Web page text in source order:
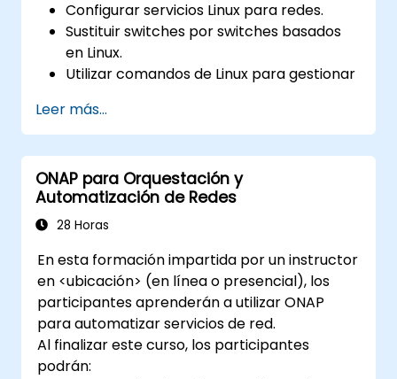
Configurar servicios Linux para redes.
Sustituir switches por switches basados
en Linux.
Utilizar comandos de Linux para gestionar
Configurar una SDN para automatizar el
mantenimiento de la red.
Leer más...
ONAP para Orquestación y
Automatización de Redes
28 Horas
En esta formación impartida por un instructor
en <ubicación> (en línea o presencial), los
participantes aprenderán a utilizar ONAP
para automatizar servicios de red.
Al finalizar este curso, los participantes
podrán: